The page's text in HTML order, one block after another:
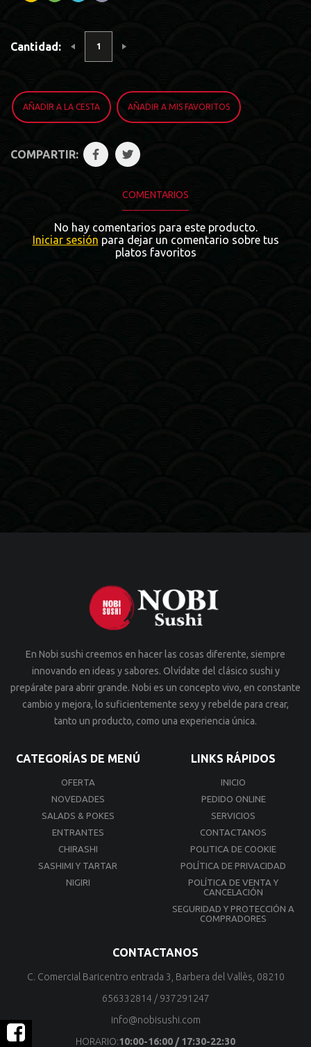
Cantidad:
AÑADIR A LA CESTA AÑADIR A MIS FAVORITOS
COMPARTIR:
COMENTARIOS
No hay comentarios para este producto.
Iniciar sesión para dejar un comentario sobre tus
platos favoritos
En Nobi sushi creemos en hacer las cosas diferente, siempre
innovando en ideas y sabores. Olvídate del clásico sushi y
prepárate para abrir grande. Nobi es un concepto vivo, en constante
cambio y mejora, lo suficientemente sexy y rebelde para crear,
tanto un producto, como una experiencia única.
CATEGORÍAS DE MENÚ
OFERTA
NOVEDADES
SALADS & POKES
ENTRANTES
CHIRASHI
SASHIMI Y TARTAR
NIGIRI
LINKS RÁPIDOS
INICIO
PEDIDO ONLINE
SERVICIOS
CONTACTANOS
POLITICA DE COOKIE
POLÍTICA DE PRIVACIDAD
POLÍTICA DE VENTA Y
CANCELACIÓN
SEGURIDAD Y PROTECCIÓN A
COMPRADORES
CONTACTANOS
C. Comercial Baricentro entrada 3, Barbera del Vallès, 08210
656332814 / 937291247
info@nobisushi.com
HORARIO:10:00-16:00 / 17:30-22:30